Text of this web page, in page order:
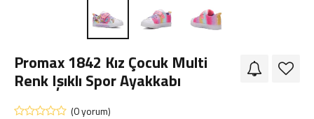
Promax 1842 Kız Çocuk Multi
Renk Işıklı Spor Ayakkabı
(0 yorum)